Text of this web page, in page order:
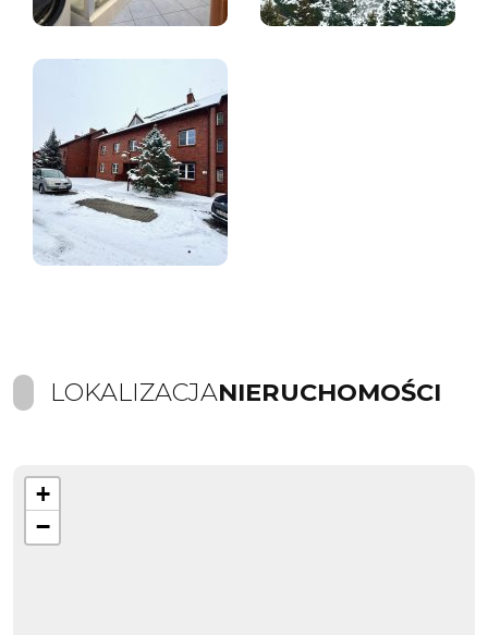
LOKALIZACJANIERUCHOMOŚCI
+
−